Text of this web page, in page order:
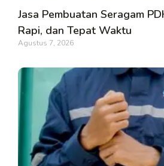
Jasa Pembuatan Seragam
Rapi, dan Tepat Waktu
Agustus 7, 2026